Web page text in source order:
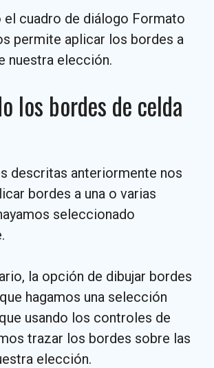
el cuadro de diálogo Formato
permite aplicar los bordes a
nuestra elección.
los bordes de celda
descritas anteriormente nos
bordes a una o varias
seleccionado
la opción de dibujar bordes
hagamos una selección
usando los controles de
trazar los bordes sobre las
elección.